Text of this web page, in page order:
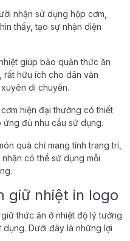
nhận sử dụng hộp cơm,
thấy, tạo sự nhận diện
giúp bảo quản thức ăn
rất hữu ích cho dân văn
di chuyển.
hiện đại thường có thiết
đủ nhu cầu sử dụng.
quà chỉ mang tính trang trí,
có thể sử dụng mỗi
giữ nhiệt in logo
thức ăn ở nhiệt độ lý tưởng
Dưới đây là những lợi